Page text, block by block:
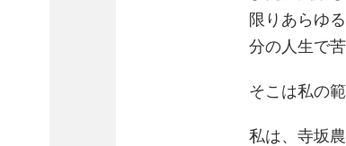
限りあらゆ
分の人生で
そこは私の
私は、寺坂